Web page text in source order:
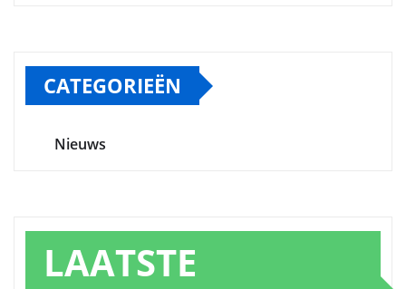
CATEGORIEËN
Nieuws
LAATSTE